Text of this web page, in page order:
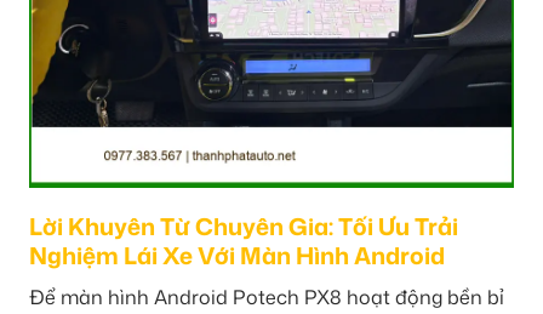
Lời Khuyên Từ Chuyên Gia: Tối Ưu Trải
Nghiệm Lái Xe Với Màn Hình Android
Để màn hình Android Potech PX8 hoạt động bền bỉ